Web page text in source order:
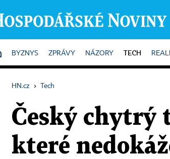
HOME
BYZNYS ZPRÁVY NÁZORY TECH
HN.cz › Tech
Český chytrý
které